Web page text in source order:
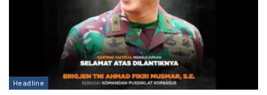
Headline